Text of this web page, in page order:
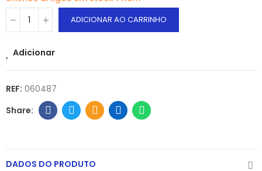
ADICIONAR AO CARRINHO
Adicionar
REF: 060487
DADOS DO PRODUTO